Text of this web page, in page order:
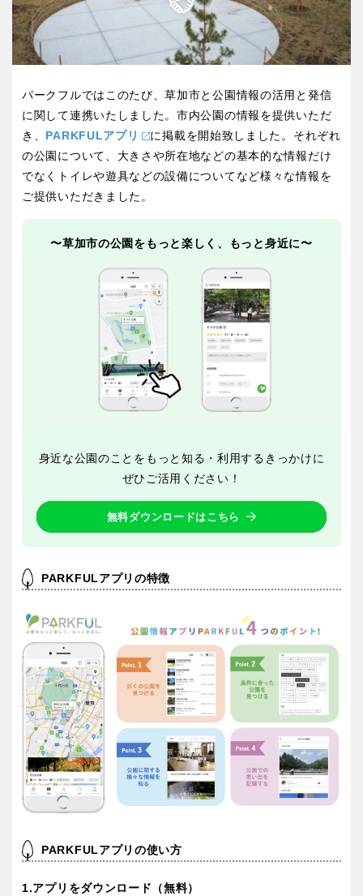
交通公園
茨城 栃木
群馬 埼玉
千葉 東京
神奈川
甲信越・東海・北陸
新潟 富山
福井
長野
岐阜 静岡
近畿
三重 滋賀
京都 大阪
兵庫 奈良
和歌山
中国・四国
桜・梅の名所 コトブキ事例
洋式庭園 ドッグラン
夜景スポット Pickup
花の名所 プレーパーク
公園グルメ 美術館
インクルーシブパーク 屋根付き遊び場
花菖蒲
ライトアップ
イルミネーション イベント
地域で探す
パークフルではこのたび、草加市と公園情報の活用と発信
に関して連携いたしました。市内公園の情報を提供いただ
き、 PARKFULアプリ
に掲載を開始致しました。それぞれ
の公園について、大きさや所在地などの基本的な情報だけ
でなくトイレや遊具などの設備についてなど様々な情報を
ご提供いただきました。
〜草加市の公園をもっと楽しく、もっと身近に〜
身近な公園のことをもっと知る・利用するきっかけに
ぜひご活用ください！
無料ダウンロードはこちら
PARKFULアプリの特徴
PARKFULアプリの使い方
1.アプリをダウンロード（無料）